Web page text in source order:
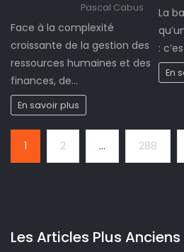
Pascal Cabus
Face à la complexité
croissante de la gestion des
ressources humaines et des
finances, de…
En savoir plus
La
:
En
1 2 … 288
Les Articles Plus Anciens